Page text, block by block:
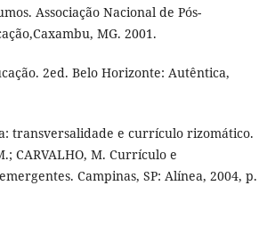
Associação Nacional de Pós-
MG. 2001.
2ed. Belo Horizonte: Autêntica,
transversalidade e currículo rizomático.
CARVALHO, M. Currículo e
Campinas, SP: Alínea, 2004, p.